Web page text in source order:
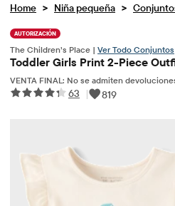
Home > Niña pequeña >
AUTORIZACIÓN
The Children’s Place | Ver Todo Conjuntos
Toddler Girls Print 2-Piece
VENTA FINAL: No se admiten
63 | 819